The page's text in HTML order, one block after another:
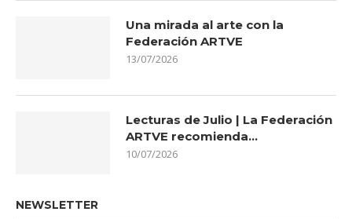
Una mirada al arte con la
Federación ARTVE
13/07/2026
Lecturas de Julio | La Federación
ARTVE recomienda…
10/07/2026
NEWSLETTER